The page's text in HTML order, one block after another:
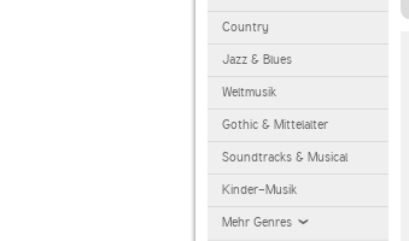
Country
Jazz & Blues
Weltmusik
Gothic & Mittelalter
Soundtracks & Musical
Kinder-Musik
Mehr Genres